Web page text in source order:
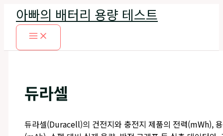
아빠의 배터리 용량 테스트
듀라셀
듀라셀(Duracell)의 건전지와 충전지 제품의 전력(mWh),